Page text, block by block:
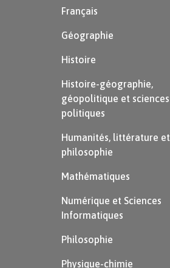
Français
Géographie
Histoire
Histoire-géographie,
géopolitique et sciences
politiques
Humanités, littérature et
philosophie
Mathématiques
Numérique et Sciences
Informatiques
Philosophie
Physique-chimie